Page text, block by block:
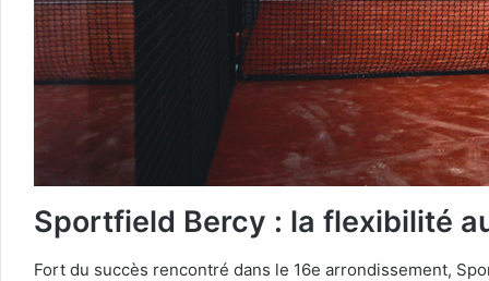
Sportfield Bercy : la flexibilité
Fort du succès rencontré dans le 16e arrondissement,